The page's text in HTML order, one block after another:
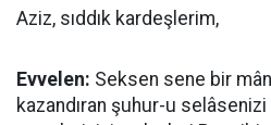
Aziz, sıddık kardeşlerim,
Evvelen: Seksen sene bir
kazandıran şuhur-u